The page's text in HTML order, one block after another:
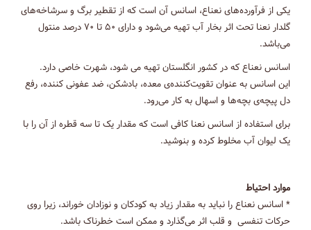
یکی از فرآورده‌های نعناع، اسانس آن است که از تقطیر برگ و سرشاخه‌های
گلدار نعنا تحت اثر بخار آب تهیه می‌شود و دارای ۵۰ تا ۷۰ درصد منتول
می‌باشد.
اسانس نعناع که در کشور انگلستان تهیه می شود، شهرت خاصی دارد.
این اسانس به عنوان تقویت‌کننده‌ی معده، بادشکن، ضد عفونی کننده،‌ رفع
دل پیچه‌ی بچه‌ها و اسهال به کار می‌رود.
برای استفاده از اسانس نعنا کافی است که مقدار یک تا سه قطره از آن را با
یک لیوان آب مخلوط کرده و بنوشید.
موارد احتیاط
* اسانس نعناع را نباید به مقدار زیاد به کودکان و نوزادان خوراند، زیرا روی
حرکات تنفسی و قلب اثر می‌گذارد و ممکن است خطرناک باشد.